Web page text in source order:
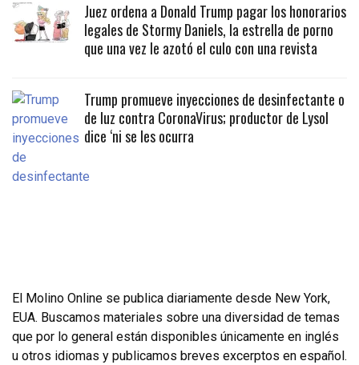
Juez ordena a Donald Trump pagar los honorarios
legales de Stormy Daniels, la estrella de porno
que una vez le azotó el culo con una revista
Trump promueve inyecciones de desinfectante o
de luz contra CoronaVirus; productor de Lysol
dice ‘ni se les ocurra
El Molino Online se publica diariamente desde New York,
EUA. Buscamos materiales sobre una diversidad de temas
que por lo general están disponibles únicamente en inglés
u otros idiomas y publicamos breves excerptos en español.